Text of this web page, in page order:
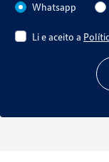
Whatsapp
Li e aceito a